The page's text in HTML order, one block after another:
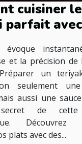
cuisiner le
parfait
évoque
et la précision de
un
seulement
aussi une
de cette
Découvrez
plats avec des...